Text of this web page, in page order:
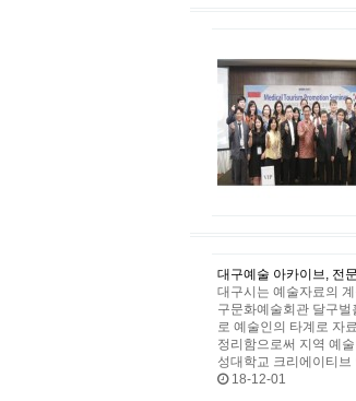
대구예술 아카이브, 전
대구시는 예술자료의
구문화예술회관 달구벌
로 예술인의 타계로 자
정리함으로써 지역 예
성대학교 크리에이티
18-12-01